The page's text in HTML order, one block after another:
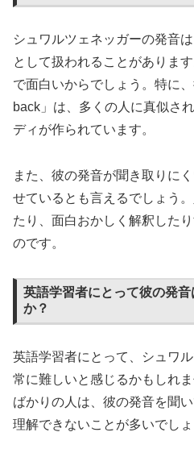
シュワルツェネッガーの発音
として扱われることがありま
で面白いからでしょう。特に
back」は、多くの人に真似さ
ディが作られています。
また、彼の発音が聞き取りに
せているとも言えるでしょう
たり、面白おかしく解釈した
のです。
英語学習者にとって彼の発
か？
英語学習者にとって、シュワ
常に難しいと感じるかもしれ
ばかりの人は、彼の発音を聞
理解できないことが多いでしょ